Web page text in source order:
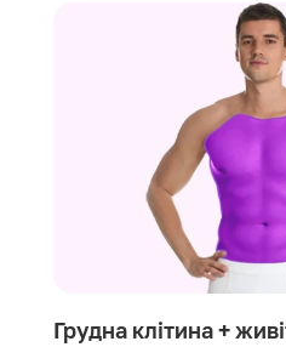
Грудна клітина +